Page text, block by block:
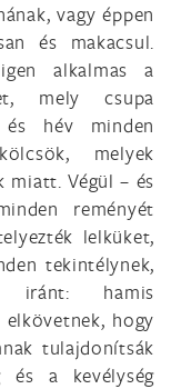
vagy éppen
és makacsul.
alkalmas a
mely csupa
és hév minden
melyek
miatt. Végül – és
reményét
lelküket,
tekintélynek,
iránt: hamis
hogy
tulajdonítsák
és a kevélység